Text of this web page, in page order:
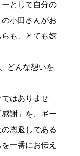
として自分の
小田さんがお
も、とても嬉
どんな想いを
はありませ
謝」を、ギー
恩返しである
一番にお伝え